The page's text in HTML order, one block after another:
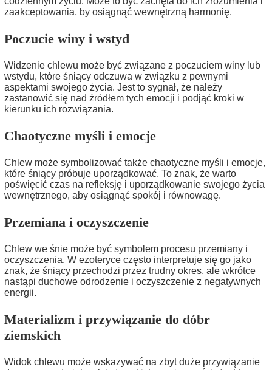
zaakceptowania, by osiągnąć wewnętrzną harmonię.
Poczucie winy i wstyd
Widzenie chlewu może być związane z poczuciem winy lub
wstydu, które śniący odczuwa w związku z pewnymi
aspektami swojego życia. Jest to sygnał, że należy
zastanowić się nad źródłem tych emocji i podjąć kroki w
kierunku ich rozwiązania.
Chaotyczne myśli i emocje
Chlew może symbolizować także chaotyczne myśli i emocje,
które śniący próbuje uporządkować. To znak, że warto
poświęcić czas na refleksję i uporządkowanie swojego życia
wewnętrznego, aby osiągnąć spokój i równowagę.
Przemiana i oczyszczenie
Chlew we śnie może być symbolem procesu przemiany i
oczyszczenia. W ezoteryce często interpretuje się go jako
znak, że śniący przechodzi przez trudny okres, ale wkrótce
nastąpi duchowe odrodzenie i oczyszczenie z negatywnych
energii.
Materializm i przywiązanie do dóbr
ziemskich
Widok chlewu może wskazywać na zbyt duże przywiązanie